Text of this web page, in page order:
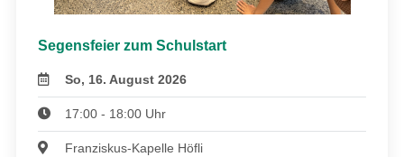
Segensfeier zum Schulstart
So, 16. August 2026
17:00 - 18:00 Uhr
Franziskus-Kapelle Höfli